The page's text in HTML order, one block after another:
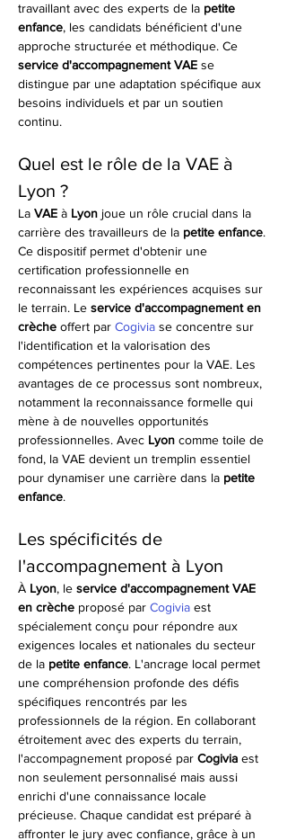
travaillant avec des experts de la petite
enfance, les candidats bénéficient d'une
approche structurée et méthodique. Ce
service d'accompagnement VAE se
distingue par une adaptation spécifique aux
besoins individuels et par un soutien
continu.
Quel est le rôle de la VAE à
Lyon ?
La VAE à Lyon joue un rôle crucial dans la
carrière des travailleurs de la petite enfance.
Ce dispositif permet d'obtenir une
certification professionnelle en
reconnaissant les expériences acquises sur
le terrain. Le service d'accompagnement en
crèche offert par Cogivia se concentre sur
l'identification et la valorisation des
compétences pertinentes pour la VAE. Les
avantages de ce processus sont nombreux,
notamment la reconnaissance formelle qui
mène à de nouvelles opportunités
professionnelles. Avec Lyon comme toile de
fond, la VAE devient un tremplin essentiel
pour dynamiser une carrière dans la petite
enfance.
Les spécificités de
l'accompagnement à Lyon
À Lyon, le service d'accompagnement VAE
en crèche proposé par Cogivia est
spécialement conçu pour répondre aux
exigences locales et nationales du secteur
de la petite enfance. L'ancrage local permet
une compréhension profonde des défis
spécifiques rencontrés par les
professionnels de la région. En collaborant
étroitement avec des experts du terrain,
l'accompagnement proposé par Cogivia est
non seulement personnalisé mais aussi
enrichi d'une connaissance locale
précieuse. Chaque candidat est préparé à
affronter le jury avec confiance, grâce à un